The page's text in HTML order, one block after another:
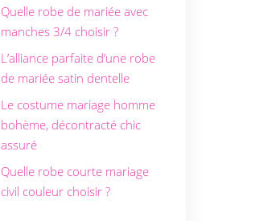
Quelle robe de mariée avec
manches 3/4 choisir ?
L’alliance parfaite d’une robe
de mariée satin dentelle
Le costume mariage homme
bohème, décontracté chic
assuré
Quelle robe courte mariage
civil couleur choisir ?